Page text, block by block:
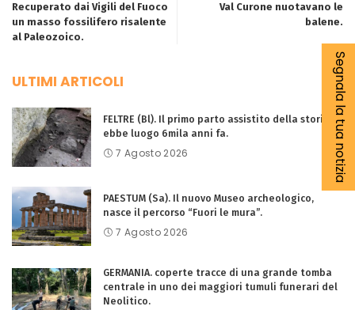
Recuperato dai Vigili del Fuoco
un masso fossilifero risalente
al Paleozoico.
Val Curone nuotavano le
balene.
ULTIMI ARTICOLI
FELTRE (Bl). Il primo parto assistito della storia
ebbe luogo 6mila anni fa.
7 Agosto 2026
PAESTUM (Sa). Il nuovo Museo archeologico,
nasce il percorso “Fuori le mura”.
7 Agosto 2026
GERMANIA. coperte tracce di una grande tomba
centrale in uno dei maggiori tumuli funerari del
Neolitico.
Segnala la tua notizia